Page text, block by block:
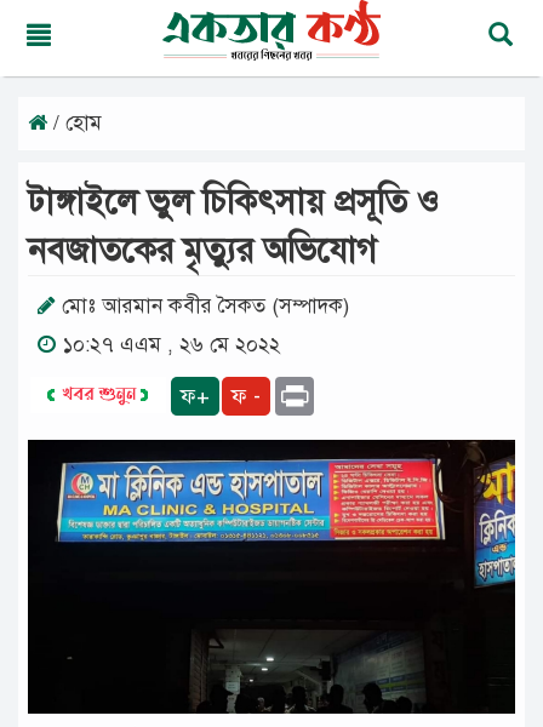
শুক্রবার,
অগাস্ট
২০২৬
শ্রাবণ
১৪৩৩
বঙ্গাব্দ
মূলপাতা
জাতীয়
দেশের
আমাদের
রাজনীতি
অপরাধ
/ হোম
টাঙ্গাইলে ভুল চিকিৎসায় প্রসূতি ও
নবজাতকের মৃত্যুর অভিযোগ
মোঃ আরমান কবীর সৈকত (সম্পাদক)
১০:২৭ এএম , ২৬ মে ২০২২
ফ+ ফ -